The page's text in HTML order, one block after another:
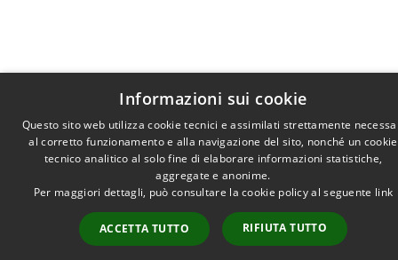
Informazioni sui cookie
Questo sito web utilizza cookie tecnici e assimilati strettamente
al corretto funzionamento e alla navigazione del sito, nonché un cookie
tecnico analitico al solo fine di elaborare informazioni statistiche,
aggregate e anonime.
Per maggiori dettagli, può consultare la cookie policy al seguente link
ACCETTA TUTTO RIFIUTA TUTTO